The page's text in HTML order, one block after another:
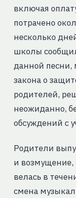
включая
потрачено
несколько
школы
данной песни,
закона о
родителей,
неожиданно,
обсуждений с
Родители
и возмущение,
велась в
смена